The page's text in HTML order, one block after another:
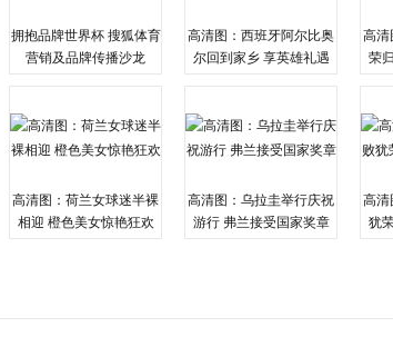
拥抱品牌世界杯 搜狐体育
营销及品牌传播沙龙
高清图：西班牙阿尔比奥
尔回到家乡 享英雄礼遇
高清
荣
高清图：荷兰女球迷半裸
相迎 橙色美女惊艳狂欢
高清图：乌拉圭举行庆祝
游行 弗兰接受国家奖章
高清
犹